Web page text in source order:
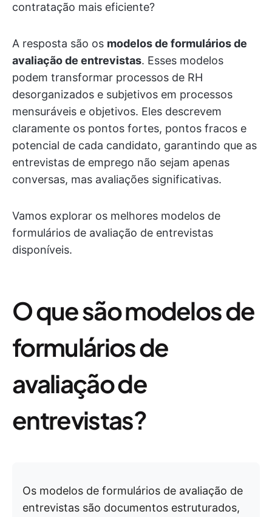
contratação mais eficiente?
A resposta são os modelos de formulários de
avaliação de entrevistas. Esses modelos
podem transformar processos de RH
desorganizados e subjetivos em processos
mensuráveis e objetivos. Eles descrevem
claramente os pontos fortes, pontos fracos e
potencial de cada candidato, garantindo que as
entrevistas de emprego não sejam apenas
conversas, mas avaliações significativas.
Vamos explorar os melhores modelos de
formulários de avaliação de entrevistas
disponíveis.
O que são modelos de
formulários de
avaliação de
entrevistas?
Os modelos de formulários de avaliação de
entrevistas são documentos estruturados,